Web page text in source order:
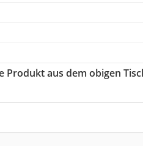
Produkt aus dem obigen